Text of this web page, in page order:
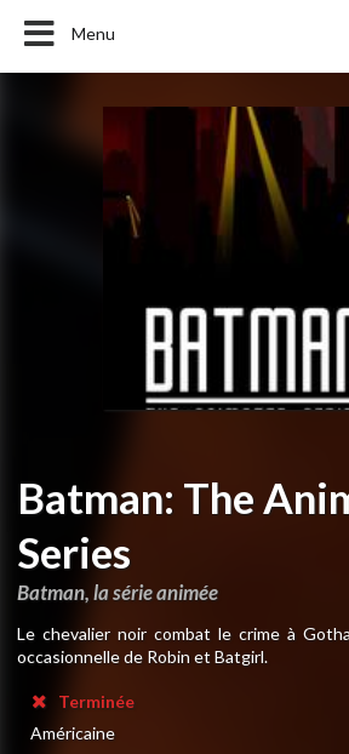
Menu
Batman: The
Series
Batman, la série animée
Le chevalier noir combat le crime à
occasionnelle de Robin et Batgirl.
Terminée
Américaine